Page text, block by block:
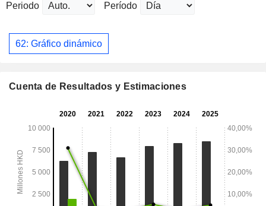
Periodo Período
62: Gráfico dinámico
Cuenta de Resultados y Estimaciones